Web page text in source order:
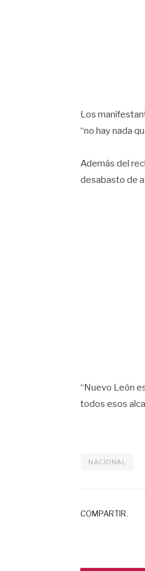
Los
“no hay nada
Además del
desabasto de
“Nuevo León
todos esos
NACIONAL
COMPARTIR.